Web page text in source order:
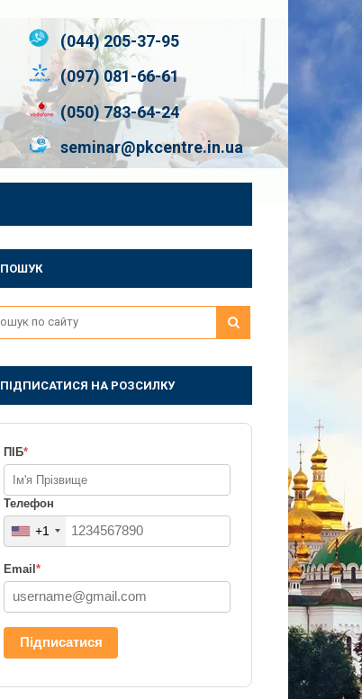
(044) 205-37-95
(097) 081-66-61
(050) 783-64-24
seminar@pkcentre.in.ua
ПОШУК
ПІДПИСАТИСЯ НА РОЗСИЛКУ
ПІБ*
Телефон
+1
Email *
Підписатися